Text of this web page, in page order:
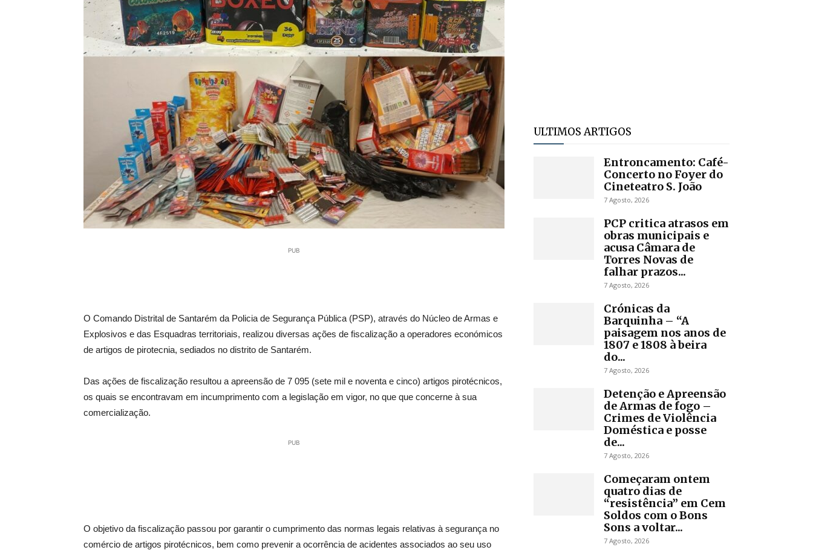
PUB
O Comando Distrital de Santarém da Policia de Segurança Pública (PSP), através do Núcleo de Armas e
Explosivos e das Esquadras territoriais, realizou diversas ações de fiscalização a operadores económicos
de artigos de pirotecnia, sediados no distrito de Santarém.
Das ações de fiscalização resultou a apreensão de 7 095 (sete mil e noventa e cinco) artigos pirotécnicos,
os quais se encontravam em incumprimento com a legislação em vigor, no que que concerne à sua
comercialização.
PUB
O objetivo da fiscalização passou por garantir o cumprimento das normas legais relativas à segurança no
comércio de artigos pirotécnicos, bem como prevenir a ocorrência de acidentes associados ao seu uso
ULTIMOS ARTIGOS
Entroncamento: Café-
Concerto no Foyer do
Cineteatro S. João
7 Agosto, 2026
PCP critica atrasos em
obras municipais e
acusa Câmara de
Torres Novas de
falhar prazos...
7 Agosto, 2026
Crónicas da
Barquinha – “A
paisagem nos anos de
1807 e 1808 à beira
do...
7 Agosto, 2026
Detenção e Apreensão
de Armas de fogo –
Crimes de Violência
Doméstica e posse
de...
7 Agosto, 2026
Começaram ontem
quatro dias de
“resistência” em Cem
Soldos com o Bons
Sons a voltar...
7 Agosto, 2026